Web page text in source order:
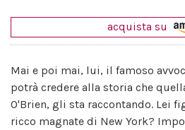
acquista su
Mai e poi mai, lui, il famoso
potrà credere alla storia che
O'Brien, gli sta raccontando. Lei
ricco magnate di New York?